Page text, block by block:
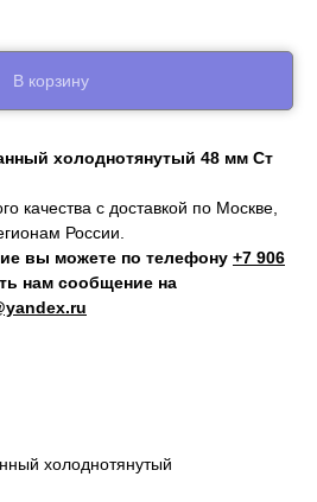
В корзину
холоднотянутый 48 мм Ст
качества с доставкой по Москве,
России.
вы можете по телефону +7 906
нам сообщение на
холоднотянутый